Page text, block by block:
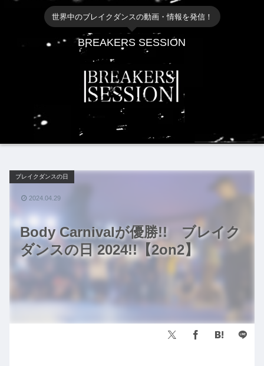
世界中のブレイクダンスの動画・情報を発信！
BREAKERS SESSION
Body Carnivalが優勝!! ブレイク
ダンスの日 2024!!【2on2】
ブレイクダンスの日
2024.04.29